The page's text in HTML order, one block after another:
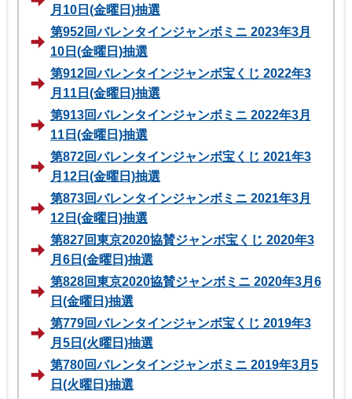
月10日(金曜日)抽選
第952回バレンタインジャンボミニ 2023年3月
10日(金曜日)抽選
第912回バレンタインジャンボ宝くじ 2022年3
月11日(金曜日)抽選
第913回バレンタインジャンボミニ 2022年3月
11日(金曜日)抽選
第872回バレンタインジャンボ宝くじ 2021年3
月12日(金曜日)抽選
第873回バレンタインジャンボミニ 2021年3月
12日(金曜日)抽選
第827回東京2020協賛ジャンボ宝くじ 2020年3
月6日(金曜日)抽選
第828回東京2020協賛ジャンボミニ 2020年3月6
日(金曜日)抽選
第779回バレンタインジャンボ宝くじ 2019年3
月5日(火曜日)抽選
第780回バレンタインジャンボミニ 2019年3月5
日(火曜日)抽選